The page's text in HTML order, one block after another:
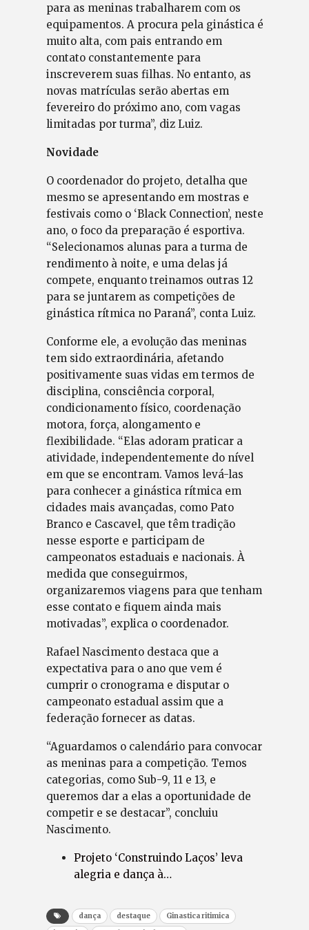
para as meninas trabalharem com os
equipamentos. A procura pela ginástica é
muito alta, com pais entrando em
contato constantemente para
inscreverem suas filhas. No entanto, as
novas matrículas serão abertas em
fevereiro do próximo ano, com vagas
limitadas por turma”, diz Luiz.
Novidade
O coordenador do projeto, detalha que
mesmo se apresentando em mostras e
festivais como o ‘Black Connection’, neste
ano, o foco da preparação é esportiva.
“Selecionamos alunas para a turma de
rendimento à noite, e uma delas já
compete, enquanto treinamos outras 12
para se juntarem as competições de
ginástica rítmica no Paraná”, conta Luiz.
Conforme ele, a evolução das meninas
tem sido extraordinária, afetando
positivamente suas vidas em termos de
disciplina, consciência corporal,
condicionamento físico, coordenação
motora, força, alongamento e
flexibilidade. “Elas adoram praticar a
atividade, independentemente do nível
em que se encontram. Vamos levá-las
para conhecer a ginástica rítmica em
cidades mais avançadas, como Pato
Branco e Cascavel, que têm tradição
nesse esporte e participam de
campeonatos estaduais e nacionais. À
medida que conseguirmos,
organizaremos viagens para que tenham
esse contato e fiquem ainda mais
motivadas”, explica o coordenador.
Rafael Nascimento destaca que a
expectativa para o ano que vem é
cumprir o cronograma e disputar o
campeonato estadual assim que a
federação fornecer as datas.
“Aguardamos o calendário para convocar
as meninas para a competição. Temos
categorias, como Sub-9, 11 e 13, e
queremos dar a elas a oportunidade de
competir e se destacar”, concluiu
Nascimento.
Projeto ‘Construindo Laços’ leva
alegria e dança à…
dança destaque
Ginastica ritimica